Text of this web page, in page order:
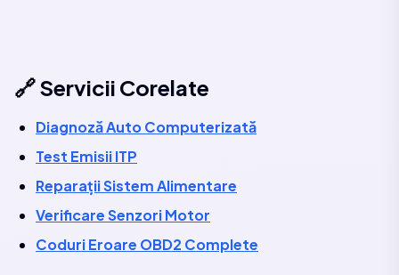
🔗 Servicii Corelate
Diagnoză Auto Computerizată
Test Emisii ITP
Reparații Sistem Alimentare
Verificare Senzori Motor
Coduri Eroare OBD2 Complete